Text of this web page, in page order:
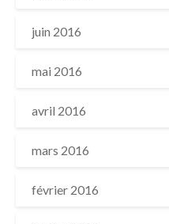
juin 2016
mai 2016
avril 2016
mars 2016
février 2016